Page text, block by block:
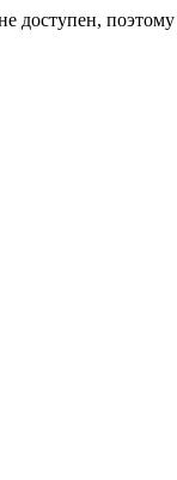
доступен,